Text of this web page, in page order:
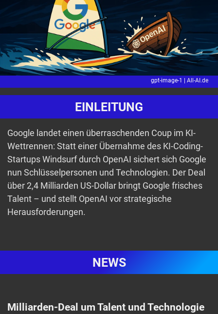
gpt-image-1 | All-AI.de
EINLEITUNG
Google landet einen überraschenden Coup im KI-
Wettrennen: Statt einer Übernahme des KI-Coding-
Startups Windsurf durch OpenAI sichert sich Google
nun Schlüsselpersonen und Technologien. Der Deal
über 2,4 Milliarden US-Dollar bringt Google frisches
Talent – und stellt OpenAI vor strategische
Herausforderungen.
NEWS
Milliarden-Deal um Talent und Technologie